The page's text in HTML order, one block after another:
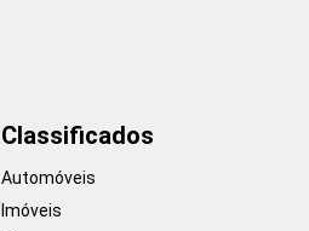
Classificados
Automóveis
Imóveis